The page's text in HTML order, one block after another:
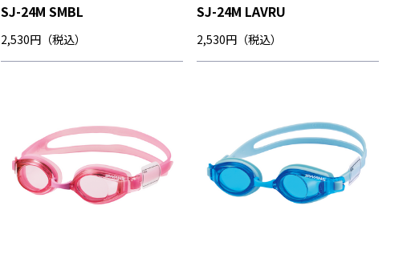
SJ-24M SMBL
2,530円（税込）
SJ-24M LAVRU
2,530円（税込）